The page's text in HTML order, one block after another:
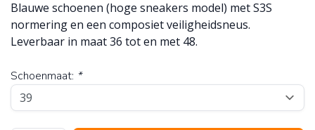
Blauwe schoenen (hoge sneakers model) met S3S
normering en een composiet veiligheidsneus.
Leverbaar in maat 36 tot en met 48.
Schoenmaat: *